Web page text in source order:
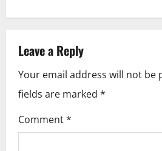
a
v
i
g
Leave a Reply
Your email address will not be
fields are marked *
Comment*